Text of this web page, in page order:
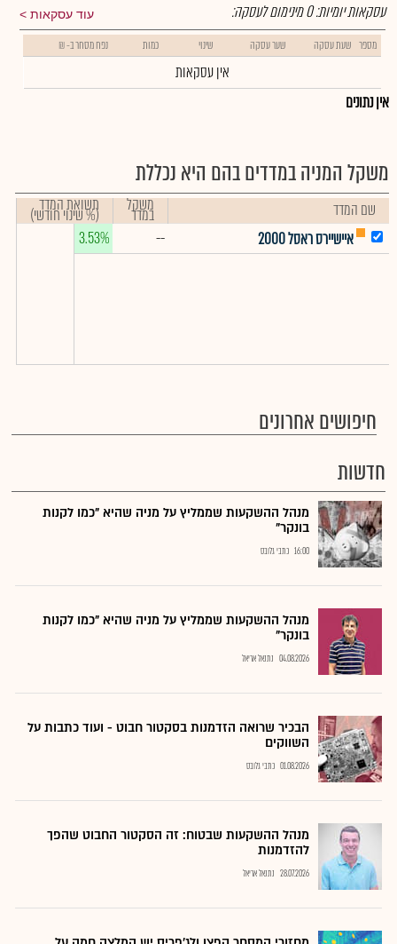
עוד עסקאות עסקאות יומיות:0מינימום לעסקה:
מספר שעת עסקה שער עסקה שינוי כמות נפח מסחר ב- ₪
אין עסקאות
אין נתונים
משקל המניה במדדים בהם היא נכללת
שם המדד משקל
במדד תשואת המדד
(% שינוי חודשי)
איישיירס ראסל 2000
--
3.53%
חיפושים אחרונים
חדשות
מנהל ההשקעות שממליץ על מניה שהיא "כמו לקנות
בונקר"
16:00 כתבי גלובס
מנהל ההשקעות שממליץ על מניה שהיא "כמו לקנות
בונקר"
04.08.2026 נתנאל אריאל
הבכיר שרואה הזדמנות בסקטור חבוט - ועוד כתבות על
השווקים
01.08.2026 כתבי גלובס
מנהל ההשקעות שבטוח: זה הסקטור החבוט שהפך
להזדמנות
28.07.2026 נתנאל אריאל